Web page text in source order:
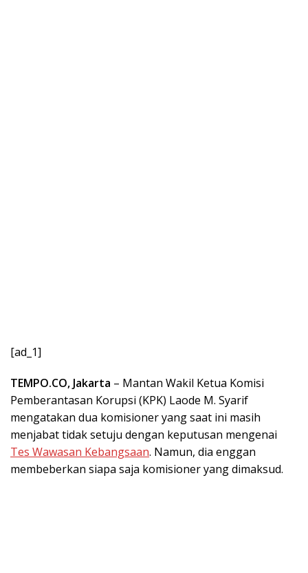
[ad_1]
TEMPO.CO, Jakarta – Mantan Wakil Ketua Komisi
Pemberantasan Korupsi (KPK) Laode M. Syarif
mengatakan dua komisioner yang saat ini masih
menjabat tidak setuju dengan keputusan mengenai
Tes Wawasan Kebangsaan. Namun, dia enggan
membeberkan siapa saja komisioner yang dimaksud.